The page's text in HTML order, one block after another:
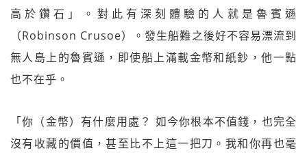
高於鑽石」。對此有深刻體驗的人就是魯賓遜
（Robinson Crusoe）。發生船難之後好不容易漂流到
無人島上的魯賓遜，即使船上滿載金幣和紙鈔，他一點
也不在乎。
「你（金幣）有什麼用處？ 如今你根本不值錢，也完全
沒有收藏的價值，甚至比不上這一把刀。我和你再也毫